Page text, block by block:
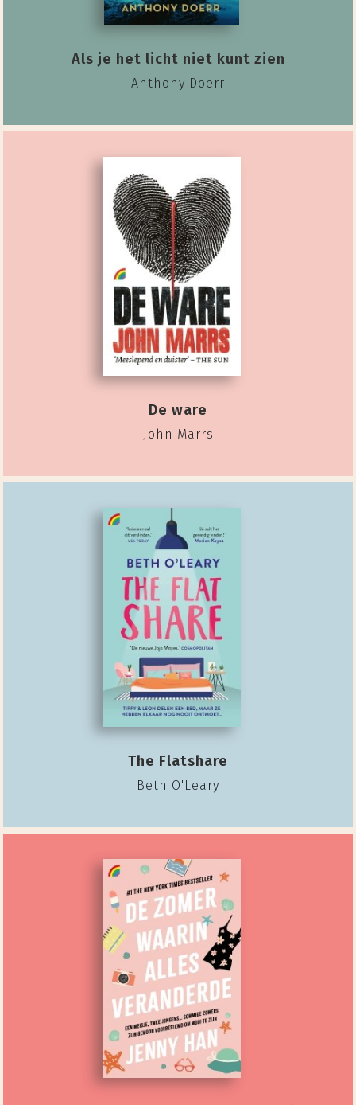
Als je het licht niet kunt zien
Anthony Doerr
De ware
John Marrs
The Flatshare
Beth O'Leary